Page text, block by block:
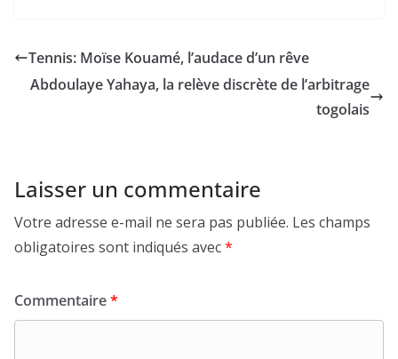
Tennis: Moïse Kouamé, l’audace d’un rêve
Abdoulaye Yahaya, la relève discrète de l’arbitrage
togolais
Laisser un commentaire
Votre adresse e-mail ne sera pas publiée. Les champs
obligatoires sont indiqués avec*
Commentaire*